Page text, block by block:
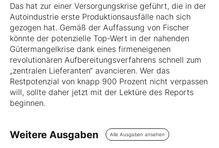
Das hat zur einer Versorgungskrise geführt, die in der
Autoindustrie erste Produktionsausfälle nach sich
gezogen hat. Gemäß der Auffassung von Fischer
könnte der potenzielle Top-Wert in der nahenden
Gütermangelkrise dank eines firmeneigenen
revolutionären Aufbereitungsverfahrens schnell zum
„zentralen Lieferanten“ avancieren. Wer das
Restpotenzial von knapp 900 Prozent nicht verpassen
will, sollte daher jetzt mit der Lektüre des Reports
beginnen.
Weitere Ausgaben Alle Ausgaben ansehen